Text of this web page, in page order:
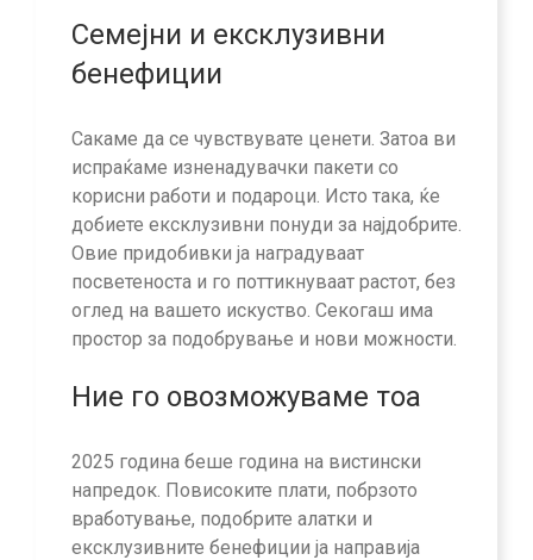
Семејни и ексклузивни
бенефиции
Сакаме да се чувствувате ценети. Затоа ви
испраќаме изненадувачки пакети со
корисни работи и подароци. Исто така, ќе
добиете ексклузивни понуди за најдобрите.
Овие придобивки ја наградуваат
посветеноста и го поттикнуваат растот, без
оглед на вашето искуство. Секогаш има
простор за подобрување и нови можности.
Ние го овозможуваме тоа
2025 година беше година на вистински
напредок. Повисоките плати, побрзото
вработување, подобрите алатки и
ексклузивните бенефиции ја направија